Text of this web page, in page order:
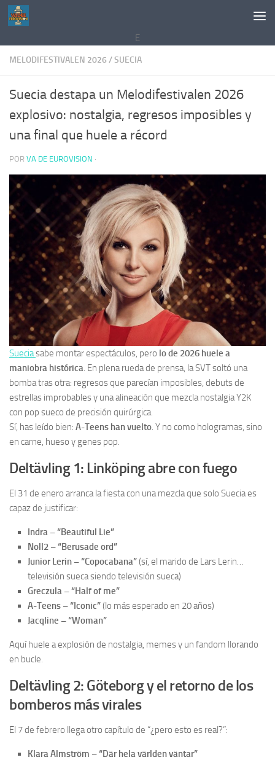
Saltar al contenido
E
MELODIFESTIVALEN 2026 /SUECIA
Suecia destapa un Melodifestivalen 2026
explosivo: nostalgia, regresos imposibles y
una final que huele a récord
POR VA DE EUROVISION ·
Sueciasabe montar espectáculos, pero lo de 2026 huele a
maniobra histórica. En plena rueda de prensa, la SVT soltó una
bomba tras otra: regresos que parecían imposibles, debuts de
estrellas improbables y una alineación que mezcla nostalgia Y2K
con pop sueco de precisión quirúrgica.
Sí, has leído bien: A-Teens han vuelto. Y no como hologramas, sino
en carne, hueso y genes pop.
Deltävling 1: Linköping abre con fuego
El 31 de enero arranca la fiesta con una mezcla que solo Suecia es
capaz de justificar:
Indra – “Beautiful Lie”
Noll2 – “Berusade ord”
Junior Lerin – “Copocabana”(sí, el marido de Lars Lerin…
televisión sueca siendo televisión sueca)
Greczula – “Half of me”
A-Teens – “Iconic”(lo más esperado en 20 años)
Jacqline – “Woman”
Aquí huele a explosión de nostalgia, memes y un fandom llorando
en bucle.
Deltävling 2: Göteborg y el retorno de los
bomberos más virales
El 7 de febrero llega otro capítulo de “¿pero esto es real?”:
Klara Almström – “Där hela världen väntar”